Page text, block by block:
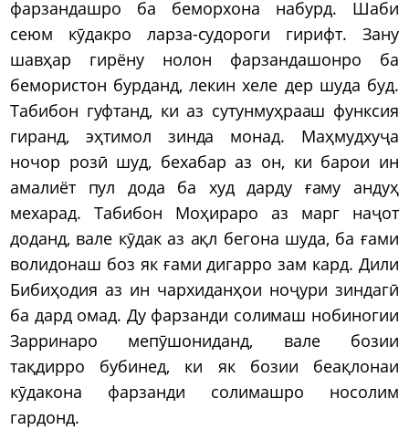
фарзандашро ба беморхона набурд. Шаби
сеюм кӯдакро ларза-судороги гирифт. Зану
шавҳар гирёну нолон фарзандашонро ба
бемористон бурданд, лекин хеле дер шуда буд.
Табибон гуфтанд, ки аз сутунмуҳрааш функсия
гиранд, эҳтимол зинда монад. Маҳмудхуҷа
ночор розӣ шуд, бехабар аз он, ки барои ин
амалиёт пул дода ба худ дарду ғаму андуҳ
мехарад. Табибон Моҳираро аз марг наҷот
доданд, вале кӯдак аз ақл бегона шуда, ба ғами
волидонаш боз як ғами дигарро зам кард. Дили
Бибиҳодия аз ин чархиданҳои ноҷури зиндагӣ
ба дард омад. Ду фарзанди солимаш нобиногии
Зарринаро мепӯшониданд, вале бозии
тақдирро бубинед, ки як бозии беақлонаи
кӯдакона фарзанди солимашро носолим
гардонд.